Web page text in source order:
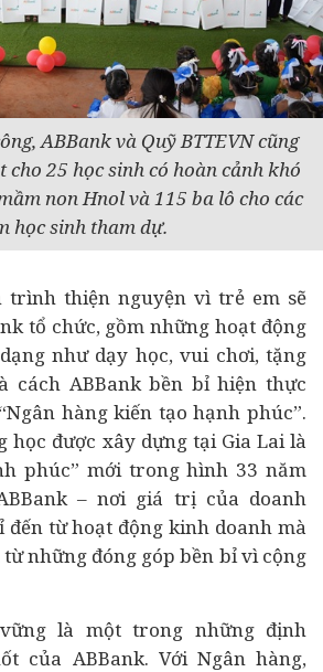
ABBank và Quỹ BTTEVN cũng
25 học sinh có hoàn cảnh khó
non Hnol và 115 ba lô cho các
học sinh tham dự.
trình thiện nguyện vì trẻ em sẽ
tổ chức, gồm những hoạt động
như dạy học, vui chơi, tặng
cách ABBank bền bỉ hiện thực
hàng kiến tạo hạnh phúc”.
học được xây dựng tại Gia Lai là
phúc” mới trong hình 33 năm
– nơi giá trị của doanh
đến từ hoạt động kinh doanh mà
những đóng góp bền bỉ vì cộng
là một trong những định
của ABBank. Với Ngân hàng,